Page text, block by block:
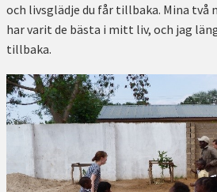
och livsglädje du får tillbaka. Mina två
har varit de bästa i mitt liv, och jag
tillbaka.